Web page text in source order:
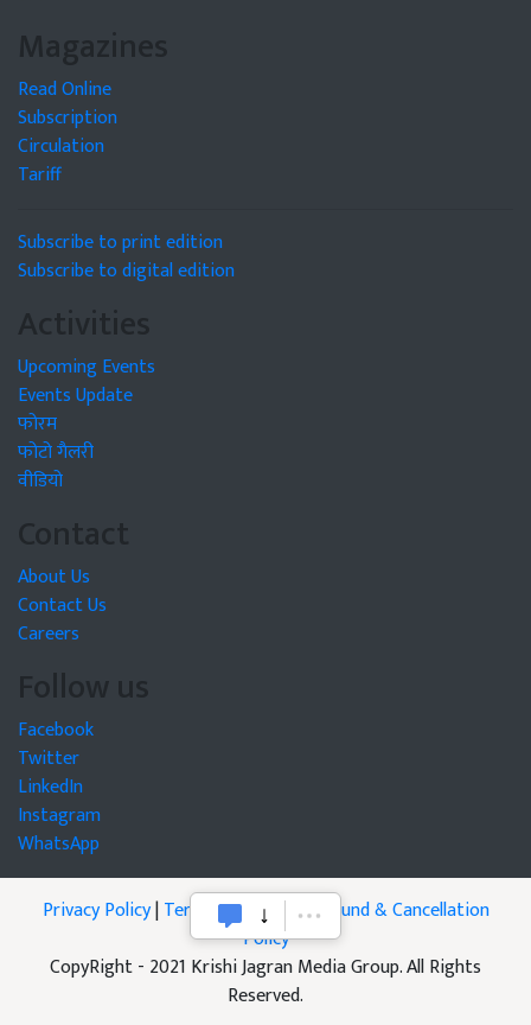
Magazines
Read Online
Subscription
Circulation
Tariff
Subscribe to print edition
Subscribe to digital edition
Activities
Upcoming Events
Events Update
फोरम
फोटो गैलरी
वीडियो
Contact
About Us
Contact Us
Careers
Follow us
Facebook
Twitter
LinkedIn
Instagram
WhatsApp
Privacy Policy|Terms of Service|Refund & Cancellation
Policy
CopyRight - 2021 Krishi Jagran Media Group. All Rights
Reserved.